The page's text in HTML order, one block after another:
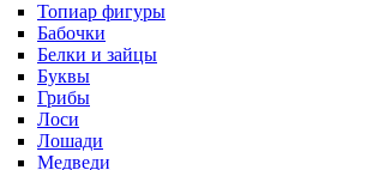
Топиар фигуры
Бабочки
Белки и зайцы
Буквы
Грибы
Лоси
Лошади
Медведи